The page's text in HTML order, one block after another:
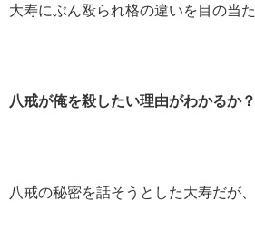
大寿にぶん殴られ格の違いを目の当
八戒が俺を殺したい理由がわかるか？
八戒の秘密を話そうとした大寿だが